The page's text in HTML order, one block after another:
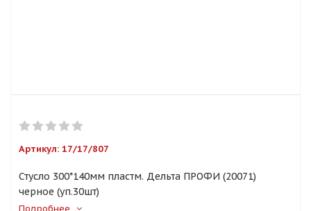
Артикул: 17/17/807
Стусло 300*140мм пластм. Дельта ПРОФИ (20071)
черное (уп.30шт)
Подробнее